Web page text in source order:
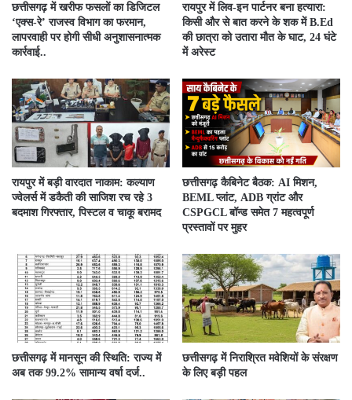
​छत्तीसगढ़ में खरीफ फसलों का डिजिटल
‘एक्स-रे’ राजस्व विभाग का फरमान,
लापरवाही पर होगी सीधी अनुशासनात्मक
कार्रवाई..
रायपुर में लिव-इन पार्टनर बना हत्यारा:
किसी और से बात करने के शक में B.Ed
की छात्रा को उतारा मौत के घाट, 24 घंटे
में अरेस्ट
रायपुर में बड़ी वारदात नाकाम: कल्याण
ज्वेलर्स में डकैती की साजिश रच रहे 3
बदमाश गिरफ्तार, पिस्टल व चाकू बरामद
छत्तीसगढ़ कैबिनेट बैठक: AI मिशन,
BEML प्लांट, ADB ग्रांट और
CSPGCL बॉन्ड समेत 7 महत्वपूर्ण
प्रस्तावों पर मुहर
छत्तीसगढ़ में मानसून की स्थिति: राज्य में
अब तक 99.2% सामान्य वर्षा दर्ज..
छत्तीसगढ़ में निराश्रित मवेशियों के संरक्षण
के लिए बड़ी पहल